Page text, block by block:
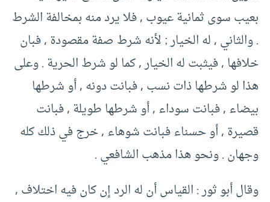
بعيب سوى ثمانية عيوب , فلا يرد منه بمخالفة الشرط
. والثاني , له الخيار ; لأنه شرط صفة مقصودة , فبان
خلافها , فيثبت له الخيار , كما لو شرط الحرية . وعلى
هذا لو شرطها ذات نسب , فبانت دونه , أو شرطها
بيضاء , فبانت سوداء , أو شرطها طويلة , فبانت
قصيرة , أو حسناء فبانت شوهاء , خرج في ذلك كله
وجهان . ونحو هذا مذهب الشافعي .
وقال أبو ثور : القياس أن له الرد إن كان فيه اختلاف ,